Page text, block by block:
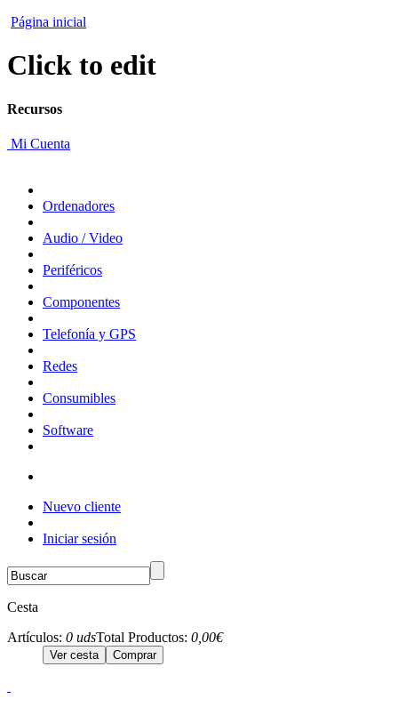
Página inicial
Click to edit
Recursos
Mi Cuenta
Ordenadores
Audio / Video
Periféricos
Componentes
Telefonía y GPS
Redes
Consumibles
Software
Nuevo cliente
Iniciar sesión
Cesta
Artículos: 0 udsTotal Productos: 0,00€